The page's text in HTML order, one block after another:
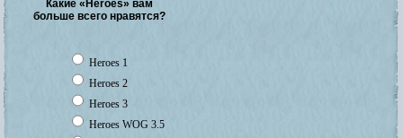
Какие «Heroes» вам
больше всего нравятся?
Heroes 1
Heroes 2
Heroes 3
Heroes WOG 3.5